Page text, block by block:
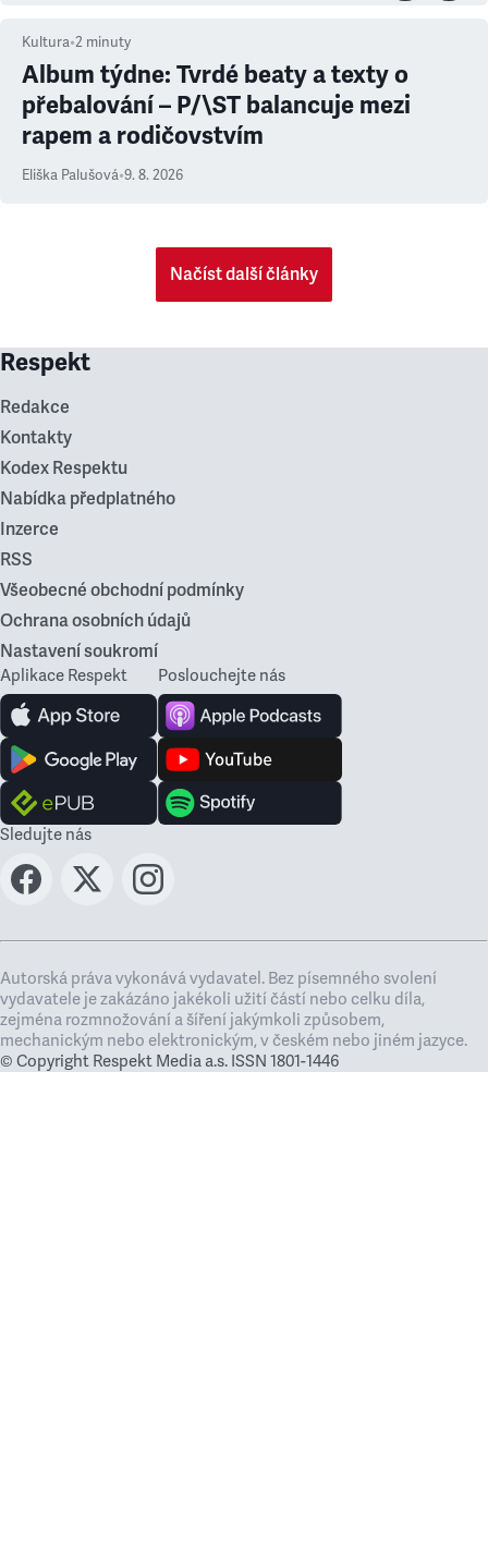
Kultura•2 minuty
Album týdne: Tvrdé beaty a texty o
přebalování – P/\ST balancuje mezi
rapem a rodičovstvím
Eliška Palušová•9. 8. 2026
Načíst další články
Respekt
Redakce
Kontakty
Kodex Respektu
Nabídka předplatného
Inzerce
RSS
Všeobecné obchodní podmínky
Ochrana osobních údajů
Nastavení soukromí
Aplikace Respekt Poslouchejte nás
Sledujte nás
Autorská práva vykonává vydavatel. Bez písemného svolení
vydavatele je zakázáno jakékoli užití částí nebo celku díla,
zejména rozmnožování a šíření jakýmkoli způsobem,
mechanickým nebo elektronickým, v českém nebo jiném jazyce.
© Copyright Respekt Media a.s. ISSN 1801-1446